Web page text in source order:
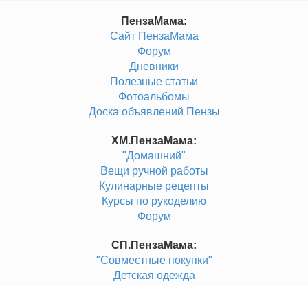
ПензаМама:
Сайт ПензаМама
Форум
Дневники
Полезные статьи
Фотоальбомы
Доска объявлений Пензы
ХМ.ПензаМама:
"Домашний"
Вещи ручной работы
Кулинарные рецепты
Курсы по рукоделию
Форум
СП.ПензаМама:
"Совместные покупки"
Детская одежда